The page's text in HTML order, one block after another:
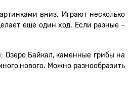
вниз. Играют несколько
еще один ход. Если разные -
Озеро Байкал, каменные грибы на
нового. Можно разнообразить